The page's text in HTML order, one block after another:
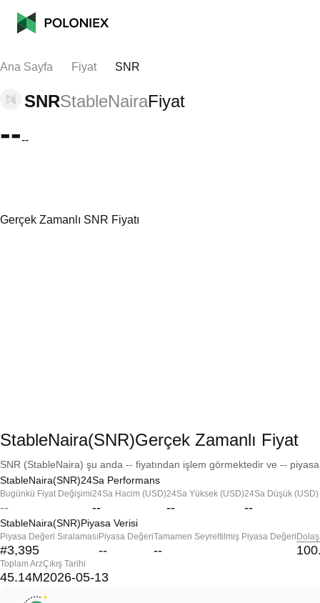
Ana Sayfa Fiyat SNR
SNRStableNairaFiyat
----
Gerçek Zamanlı SNR Fiyatı
StableNaira(SNR)Gerçek Zamanlı Fiyat
SNR (StableNaira) şu anda -- fiyatından işlem görmektedir ve --
StableNaira(SNR)24Sa Performans
Bugünkü Fiyat Değişimi
--
24Sa Hacim (USD)
--
24Sa Yüksek (USD)
--
24Sa Düşük (USD)
--
StableNaira(SNR)Piyasa Verisi
Piyasa Değeri Sıralaması
#3,395
Piyasa Değeri
--
Tamamen Seyreltilmiş Piyasa Değeri
--
Toplam Arz
45.14M
Çıkış Tarihi
2026-05-13